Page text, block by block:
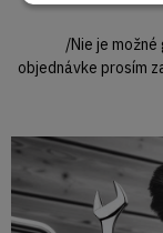
/Nie je možné
objednávke prosím